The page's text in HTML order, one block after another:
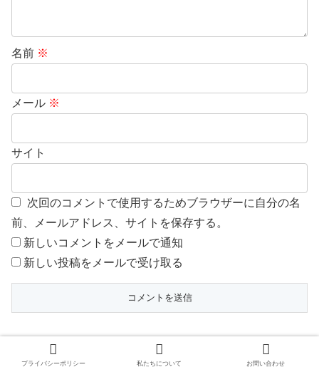
名前 ※
メール ※
サイト
次回のコメントで使用するためブラウザーに自分の名
前、メールアドレス、サイトを保存する。
新しいコメントをメールで通知
新しい投稿をメールで受け取る
プライバシーポリシー 私たちについて お問い合わせ